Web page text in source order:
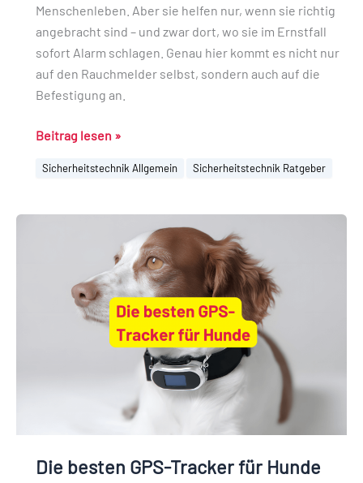
Menschenleben. Aber sie helfen nur, wenn sie richtig
angebracht sind – und zwar dort, wo sie im Ernstfall
sofort Alarm schlagen. Genau hier kommt es nicht nur
auf den Rauchmelder selbst, sondern auch auf die
Befestigung an.
Beitrag lesen »
Sicherheitstechnik Allgemein Sicherheitstechnik Ratgeber
Die besten GPS-Tracker für Hunde
Tracker